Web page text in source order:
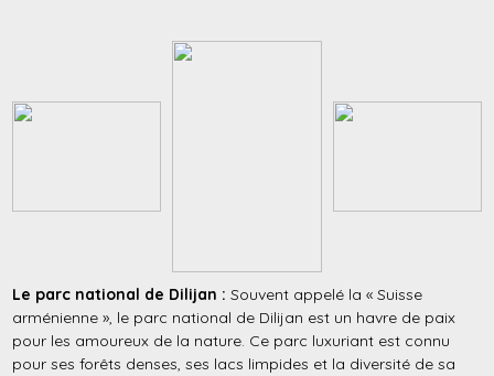
Le parc national de Dilijan :Souvent appelé la « Suisse
arménienne », le parc national de Dilijan est un havre de paix
pour les amoureux de la nature. Ce parc luxuriant est connu
pour ses forêts denses, ses lacs limpides et la diversité de sa